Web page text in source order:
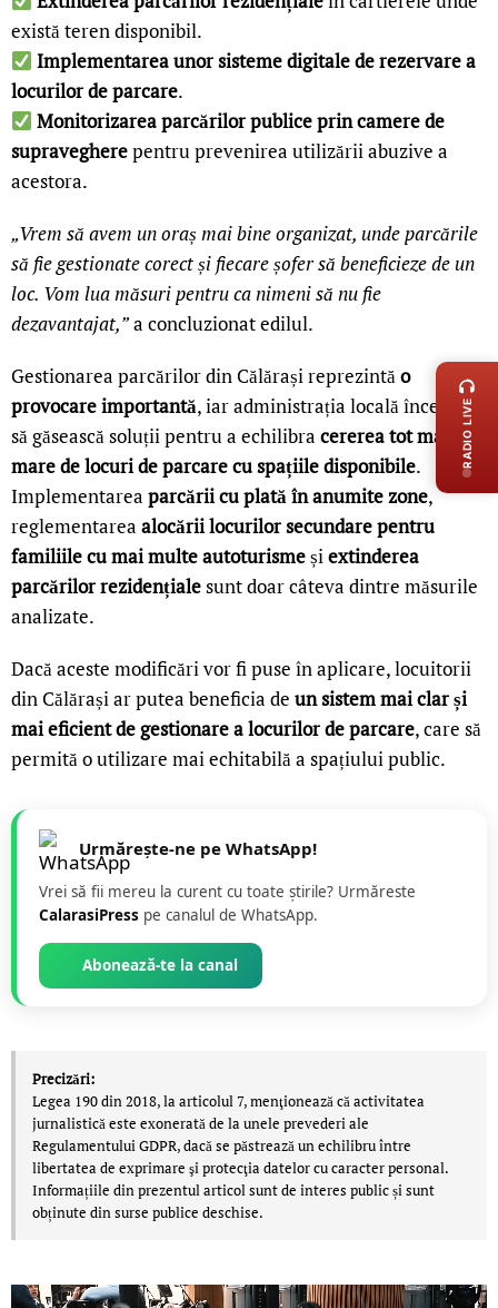
există teren disponibil.
Implementarea unor sisteme digitale de rezervare a
locurilor de parcare.
Monitorizarea parcărilor publice prin camere de
supravegherepentru prevenirea utilizării abuzive a
acestora.
„Vrem să avem un oraș mai bine organizat, unde parcările
să fie gestionate corect și fiecare șofer să beneficieze de un
loc. Vom lua măsuri pentru ca nimeni să nu fie
dezavantajat,”a concluzionat edilul.
Gestionarea parcărilor din Călărași reprezintăo
provocare importantă, iar administrația locală încearcă
să găsească soluții pentru a echilibra cererea tot mai
mare de locuri de parcare cu spațiile disponibile.
Implementarea parcării cu plată în anumite zone,
reglementarea alocării locurilor secundare pentru
familiile cu mai multe autoturismeșiextinderea
parcărilor rezidențialesunt doar câteva dintre măsurile
analizate.
Dacă aceste modificări vor fi puse în aplicare, locuitorii
din Călărași ar putea beneficia de un sistem mai clar și
mai eficient de gestionare a locurilor de parcare, care să
permită o utilizare mai echitabilă a spațiului public.
Urmărește-ne pe WhatsApp!
Vrei să fii mereu la curent cu toate știrile? Urmăreste
CalarasiPress pe canalul de WhatsApp.
Abonează-te la canal
Precizări:
Legea 190 din 2018, la articolul 7, menţionează că activitatea
jurnalistică este exonerată de la unele prevederi ale
Regulamentului GDPR, dacă se păstrează un echilibru între
libertatea de exprimare şi protecţia datelor cu caracter personal.
Informațiile din prezentul articol sunt de interes public și sunt
obținute din surse publice deschise.
RADIO LIVE